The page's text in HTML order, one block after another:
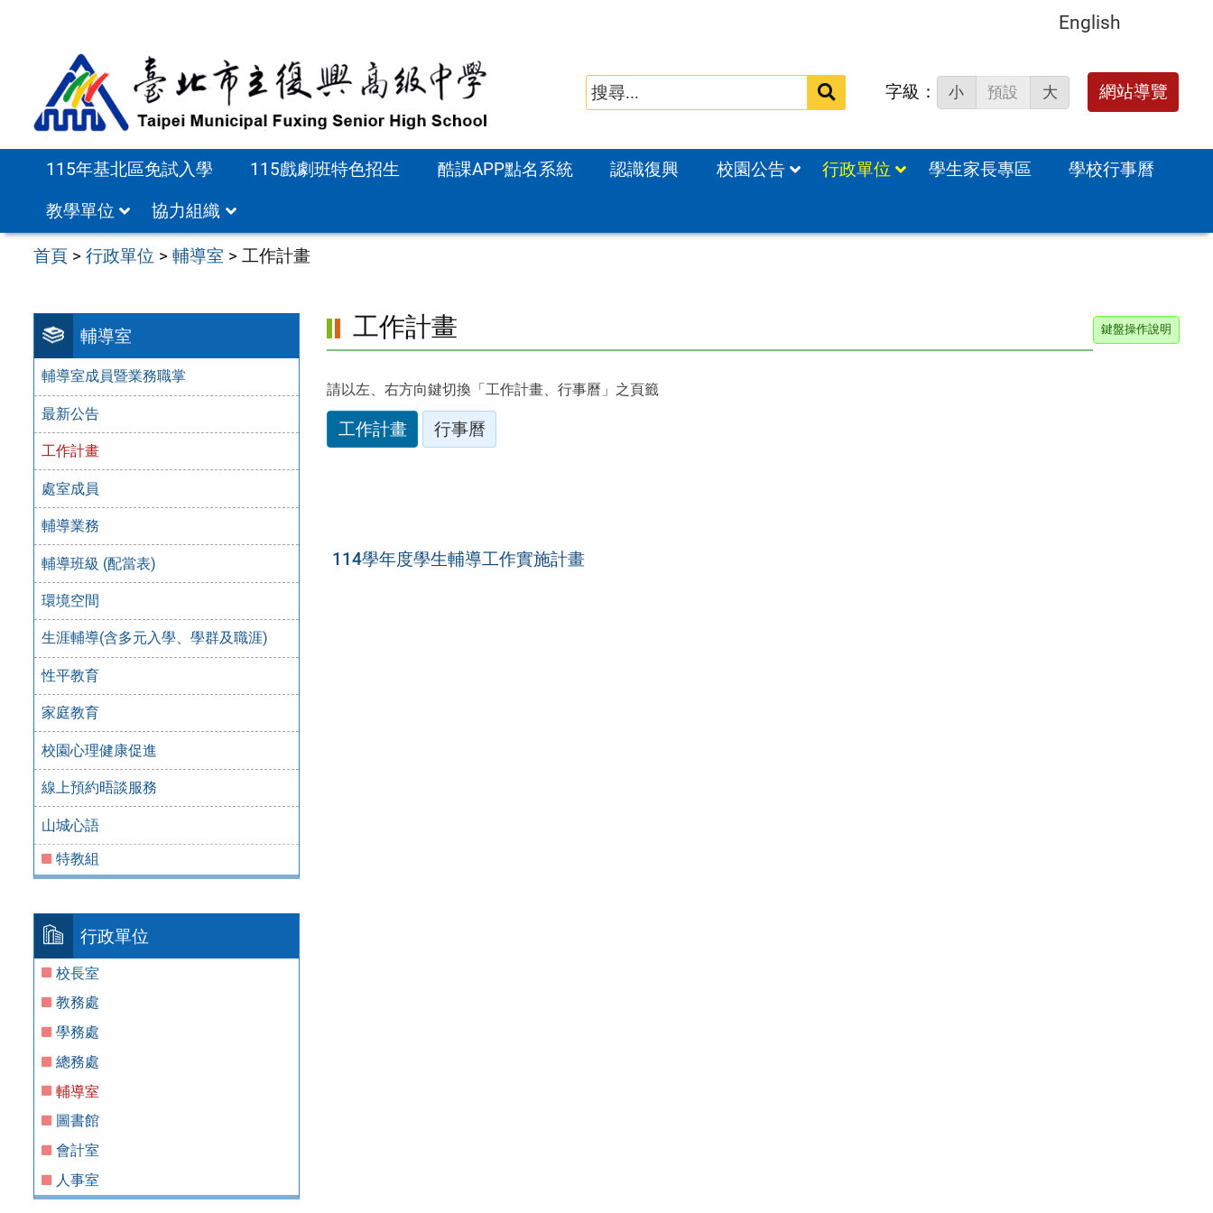
English
搜
字級： 小 預設 大 網站導覽
115年基北區免試入學 115戲劇班特色招生 酷課APP點名系統 認識復興 校園公告 行政單位 學生家長專區
學校行事曆
教學單位
協力組織
首頁 >行政單位 >輔導室 >工作計畫
輔導室
輔導室成員暨業務職掌
最新公告
工作計畫
處室成員
輔導業務
輔導班級 (配當表)
環境空間
生涯輔導(含多元入學、學群及職涯)
性平教育
家庭教育
校園心理健康促進
線上預約晤談服務
山城心語
特教組
行政單位
校長室
教務處
學務處
總務處
輔導室
圖書館
會計室
人事室
鍵盤操作說明
工作計畫
請以左、右方向鍵切換「工作計畫、行事曆」之頁籤
工作計畫 行事曆
114學年度學生輔導工作實施計畫